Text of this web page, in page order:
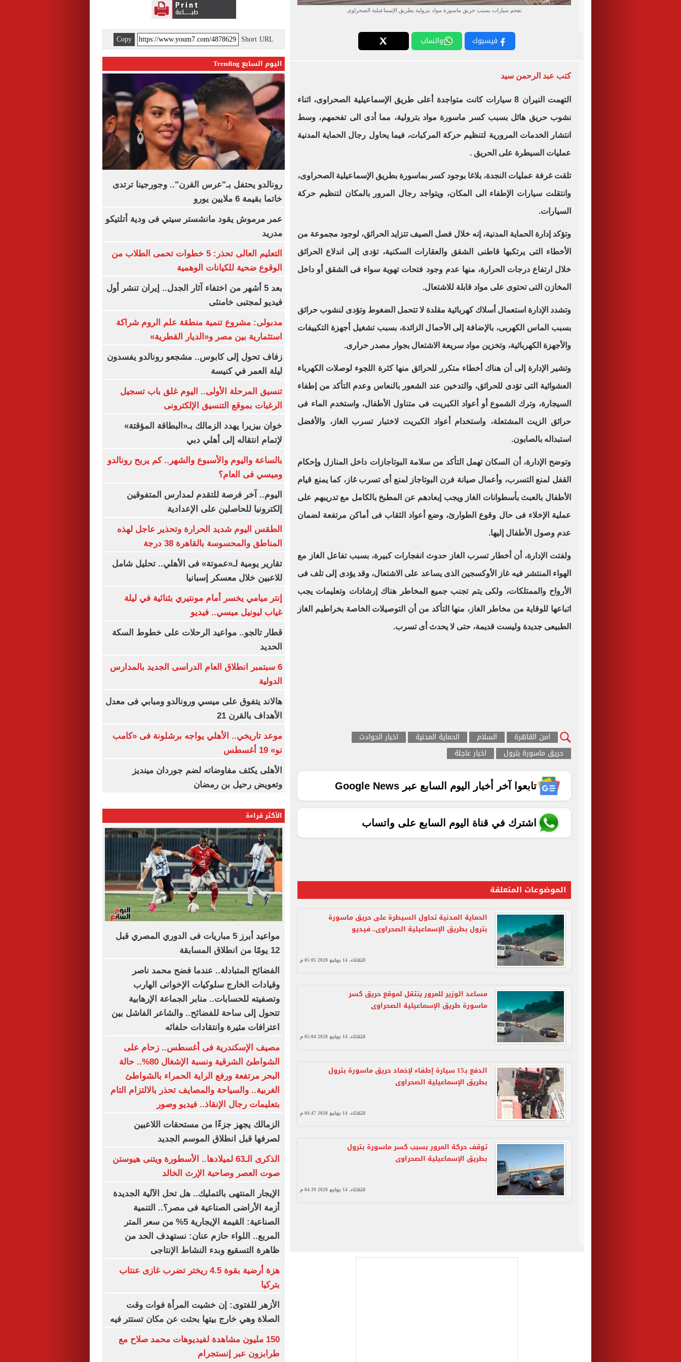
تفحم سيارات بسبب حريق ماسورة مواد بترولية بطريق الإسماعيلية الصحراوى
فيسبوك واتساب
كتب عبد الرحمن سيد
التهمت النيران 8 سيارات كانت متواجدة أعلى طريق الإسماعيلية الصحراوى، اثناء
نشوب حريق هائل بسبب كسر ماسورة مواد بترولية، مما أدى الى تفحمهم، وسط
انتشار الخدمات المرورية لتنظيم حركة المركبات، فيما يحاول رجال الحماية المدنية
عمليات السيطرة على الحريق .
تلقت غرفة عمليات النجدة، بلاغا بوجود كسر بماسورة بطريق الإسماعيلية الصحراوى،
وانتقلت سيارات الإطفاء الى المكان، ويتواجد رجال المرور بالمكان لتنظيم حركة
السيارات.
وتؤكد إدارة الحماية المدنية، إنه خلال فصل الصيف تتزايد الحرائق، لوجود مجموعة من
الأخطاء التى يرتكبها قاطنى الشقق والعقارات السكنية، تؤدى إلى اندلاع الحرائق
خلال ارتفاع درجات الحرارة، منها عدم وجود فتحات تهوية سواء فى الشقق أو داخل
المخازن التى تحتوى على مواد قابلة للاشتعال.
وتشدد الإدارة استعمال أسلاك كهربائية مقلدة لا تتحمل الضغوط وتؤدى لنشوب حرائق
بسبب الماس الكهربى، بالإضافة إلى الأحمال الزائدة، بسبب تشغيل أجهزة التكييفات
والأجهزة الكهربائية، وتخزين مواد سريعة الاشتعال بجوار مصدر حرارى.
وتشير الإدارة إلى أن هناك أخطاء متكرر للحرائق منها كثرة اللجوء لوصلات الكهرباء
العشوائية التى تؤدى للحرائق، والتدخين عند الشعور بالنعاس وعدم التأكد من إطفاء
السيجارة، وترك الشموع أو أعواد الكبريت فى متناول الأطفال، واستخدم الماء فى
حرائق الزيت المشتعلة، واستخدام أعواد الكبريت لاختبار تسرب الغاز، والأفضل
استبداله بالصابون.
وتوضح الإدارة، أن السكان تهمل التأكد من سلامة البوتاجازات داخل المنازل وإحكام
القفل لمنع التسرب، وأعمال صيانة فرن البوتاجاز لمنع أى تسرب غاز، كما يمنع قيام
الأطفال بالعبث بأسطوانات الغاز ويجب إبعادهم عن المطبخ بالكامل مع تدريبهم على
عملية الإخلاء فى حال وقوع الطوارئ، وضع أعواد الثقاب فى أماكن مرتفعة لضمان
عدم وصول الأطفال إليها.
ولفتت الإدارة، أن أخطار تسرب الغاز حدوث انفجارات كبيرة، بسبب تفاعل الغاز مع
الهواء المنتشر فيه غاز الأوكسجين الذى يساعد على الاشتعال، وقد يؤدى إلى تلف فى
الأرواح والممتلكات، ولكى يتم تجنب جميع المخاطر هناك إرشادات وتعليمات يجب
اتباعها للوقاية من مخاطر الغاز، منها التأكد من أن التوصيلات الخاصة بخراطيم الغاز
الطبيعى جديدة وليست قديمة، حتى لا يحدث أى تسرب.
امن القاهرة السلام الحماية المدنية
اخبار الحوادث
حريق ماسورة بترول
اخبار عاجلة
تابعوا آخر أخبار اليوم السابع عبر Google News
اشترك في قناة اليوم السابع على واتساب
الموضوعات المتعلقة
الحماية المدنية تحاول السيطرة على حريق ماسورة
بترول بطريق الإسماعيلية الصحراوى.. فيديو
الثلاثاء، 14 يوليو 2020 05:05 م
مساعد الوزير للمرور ينتقل لموقع حريق كسر
ماسورة طريق الإسماعيلية الصحراوى
الثلاثاء، 14 يوليو 2020 05:04 م
الدفع بـ15 سيارة إطفاء لإخماد حريق ماسورة بترول
بطريق الإسماعيلية الصحراوى
الثلاثاء، 14 يوليو 2020 04:47 م
توقف حركة المرور بسبب كسر ماسورة بترول
بطريق الإسماعيلية الصحراوى
الثلاثاء، 14 يوليو 2020 04:39 م
Short URL
Copy
اليوم السابع Trending
رونالدو يحتفل بـ"عرس القرن".. وجورجينا ترتدى
خاتما بقيمة 6 ملايين يورو
عمر مرموش يقود مانشستر سيتي فى ودية أتلتيكو
مدريد
التعليم العالى تحذر: 5 خطوات تحمى الطلاب من
الوقوع ضحية للكيانات الوهمية
بعد 5 أشهر من اختفاء آثار الجدل.. إيران تنشر أول
فيديو لمجتبى خامنئى
مدبولى: مشروع تنمية منطقة علم الروم شراكة
استثمارية بين مصر و«الديار القطرية»
زفاف تحول إلى كابوس.. مشجعو رونالدو يفسدون
ليلة العمر في كنيسة
تنسيق المرحلة الأولى.. اليوم غلق باب تسجيل
الرغبات بموقع التنسيق الإلكترونى
خوان بيزيرا يهدد الزمالك بـ«البطاقة المؤقتة»
لإتمام انتقاله إلى أهلي دبي
بالساعة واليوم والأسبوع والشهر.. كم يربح رونالدو
وميسي فى العام؟
اليوم.. آخر فرصة للتقدم لمدارس المتفوقين
إلكترونيا للحاصلين على الإعدادية
الطقس اليوم شديد الحرارة وتحذير عاجل لهذه
المناطق والمحسوسة بالقاهرة 38 درجة
تقارير يومية لـ«عموتة» فى الأهلي.. تحليل شامل
للاعبين خلال معسكر إسبانيا
إنتر ميامي يخسر أمام مونتيري بثنائية في ليلة
غياب ليونيل ميسي.. فيديو
قطار تالجو.. مواعيد الرحلات على خطوط السكة
الحديد
6 سبتمبر انطلاق العام الدراسى الجديد بالمدارس
الدولية
هالاند يتفوق على ميسي ورونالدو ومبابي فى معدل
الأهداف بالقرن 21
موعد تاريخي.. الأهلي يواجه برشلونة فى «كامب
نو» 19 أغسطس
الأهلى يكثف مفاوضاته لضم جوردان مينديز
وتعويض رحيل بن رمضان
الأكثر قراءة
مواعيد أبرز 5 مباريات فى الدوري المصري قبل
12 يومًا من انطلاق المسابقة
الفضائح المتبادلة.. عندما فضح محمد ناصر
وقيادات الخارج سلوكيات الإخوانى الهارب
وتصفيته للحسابات.. منابر الجماعة الإرهابية
تتحول إلى ساحة للفضائح.. والشاعر الفاشل بين
اعترافات مثيرة وانتقادات حلفائه
مصيف الإسكندرية فى أغسطس.. زحام على
الشواطئ الشرقية ونسبة الإشغال 80%.. حالة
البحر مرتفعة ورفع الراية الحمراء بالشواطئ
الغربية.. والسياحة والمصايف تحذر بالالتزام التام
بتعليمات رجال الإنقاذ.. فيديو وصور
الزمالك يجهز جزءًا من مستحقات اللاعبين
لصرفها قبل انطلاق الموسم الجديد
الذكرى الـ63 لميلادها.. الأسطورة ويتنى هيوستن
صوت العصر وصاحبة الإرث الخالد
الإيجار المنتهى بالتمليك.. هل تحل الآلية الجديدة
أزمة الأراضى الصناعية فى مصر؟.. التنمية
الصناعية: القيمة الإيجارية 5% من سعر المتر
المربع.. اللواء حازم عنان: نستهدف الحد من
ظاهرة التسقيع وبدء النشاط الإنتاجى
هزة أرضية بقوة 4.5 ريختر تضرب غازى عنتاب
بتركيا
الأزهر للفتوى: إن خشيت المرأة فوات وقت
الصلاة وهي خارج بيتها بحثت عن مكان تستتر فيه
150 مليون مشاهدة لفيديوهات محمد صلاح مع
طرابزون عبر إنستجرام